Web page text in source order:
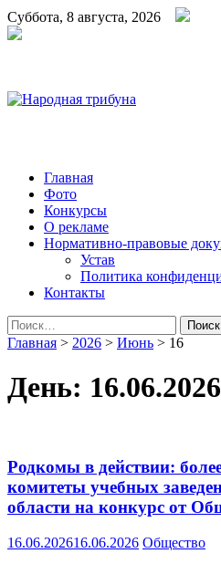
Суббота, 8 августа, 2026
Народная трибуна
Калининская районная газета
Главная
Фото
Конкурсы
О рекламе
Нормативно-правовые
Устав
Политика
Контакты
Найти:
Главная > 2026 > Июнь > 16
День: 16.06.2026
Родкомы в действии:
комитеты учебных
области на конкурс от
16.06.202616.06.2026 Общество